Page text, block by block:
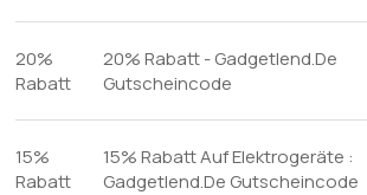
20%
Rabatt
20% Rabatt - Gadgetlend.De
Gutscheincode
15%
Rabatt
15% Rabatt Auf Elektrogeräte :
Gadgetlend.De Gutscheincode